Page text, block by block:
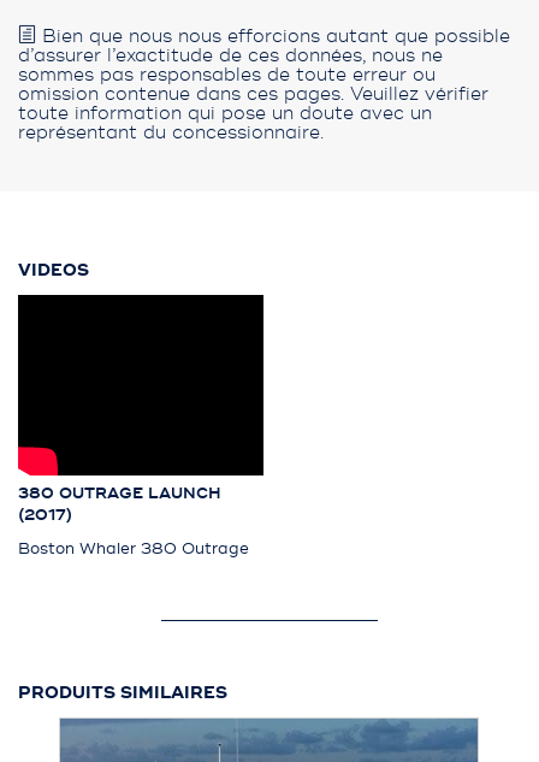
Bien que nous nous efforcions autant que possible
d’assurer l’exactitude de ces données, nous ne
sommes pas responsables de toute erreur ou
omission contenue dans ces pages. Veuillez vérifier
toute information qui pose un doute avec un
représentant du concessionnaire.
VIDEOS
380 OUTRAGE LAUNCH
(2017)
Boston Whaler 380 Outrage
PRODUITS SIMILAIRES